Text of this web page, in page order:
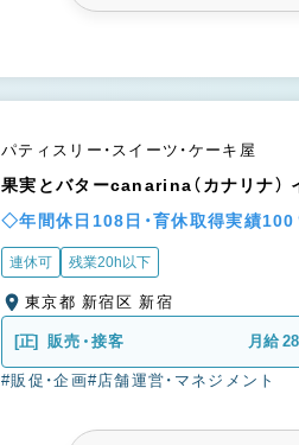
パティスリー・スイーツ・ケーキ屋
果実とバターcanarina（カナリナ）
◇年間休日108日・育休取得実績100
連休可 残業20h以下
東京都 新宿区 新宿
[正] 販売・接客 月給
#販促・企画#店舗運営・マネジメント